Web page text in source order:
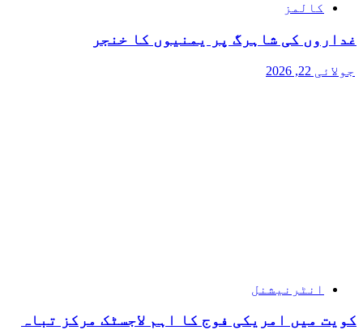
کالمز
غداروں کی شاہرگ پر یمنیوں کا خنجر
جولائی 22, 2026
انٹرنیشنل
کویت میں امریکی فوج کا اہم لاجسٹک مرکز تباہ